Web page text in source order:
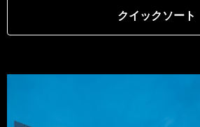
クイックソート